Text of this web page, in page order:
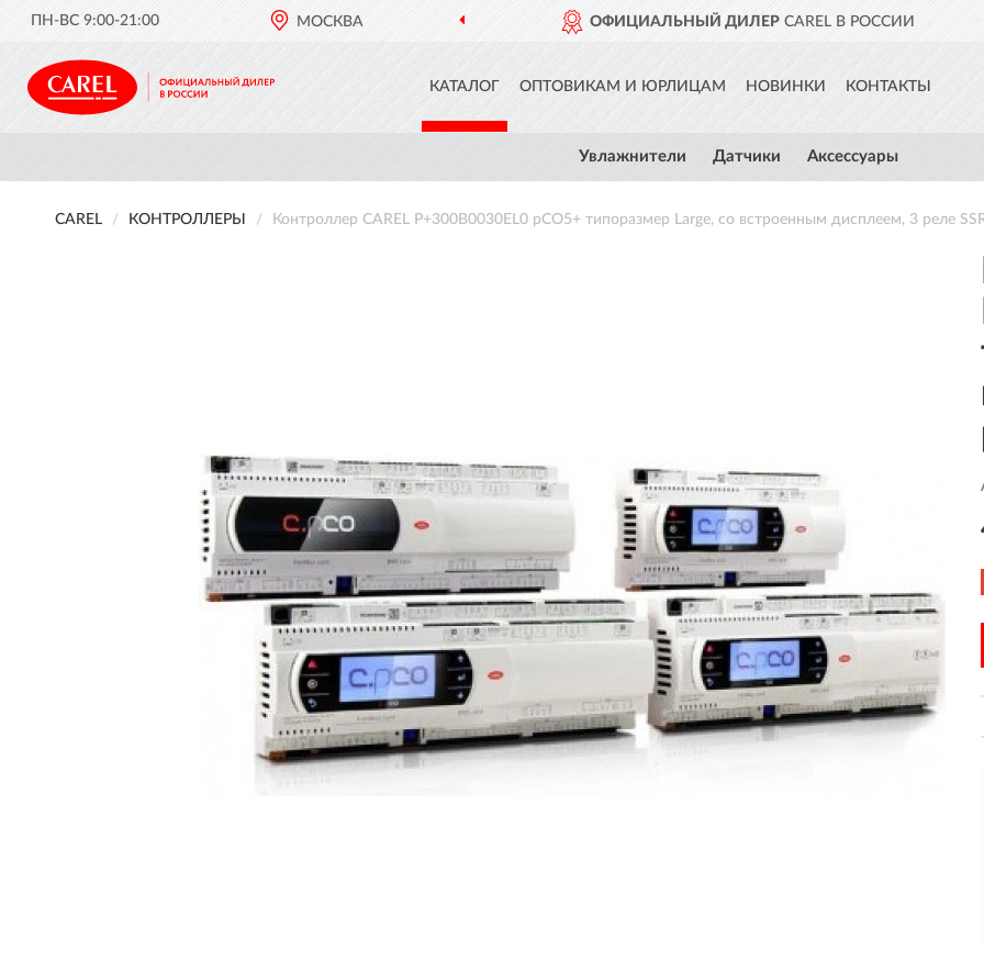
ПН-ВС 9:00-21:00 МОСКВА ОФИЦИАЛЬНЫЙ ДИЛЕРCAREL В РОССИИ
КАТАЛОГ ОПТОВИКАМ И ЮРЛИЦАМ НОВИНКИ КОНТАКТЫ
Увлажнители Датчики Аксессуары
CAREL КОНТРОЛЛЕРЫ Контроллер CAREL P+300B0030EL0 pCO5+ типоразмер Large, со встроенным дисплеем, 3 реле